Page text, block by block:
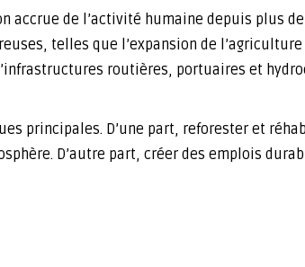
accrue de l’activité humaine depuis plus
telles que l’expansion de
routières, portuaires et
principales. D’une part, reforester et
D’autre part, créer des emplois